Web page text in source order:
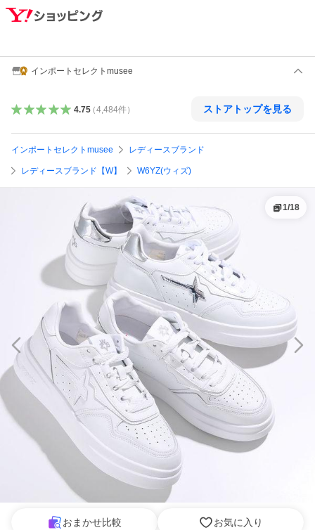
インポートセレクトmusee
4.75（4,484件） ストアトップを見る
インポートセレクトmusee レディースブランド
レディースブランド【W】 W6YZ(ウィズ)
1/18
おまかせ比較 お気に入り